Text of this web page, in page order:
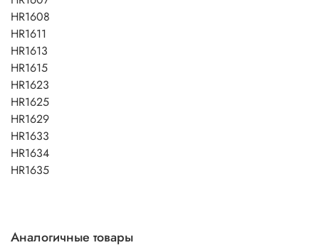
HR1608
HR1611
HR1613
HR1615
HR1623
HR1625
HR1629
HR1633
HR1634
HR1635
Аналогичные товары